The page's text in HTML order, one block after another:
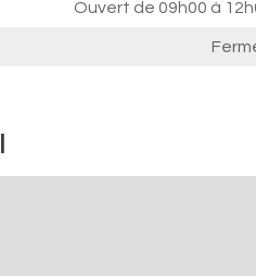
Ouvert de 09h00 à